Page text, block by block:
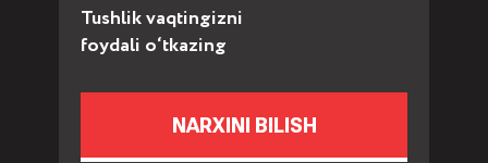
Tushlik vaqtingizni
foydali o‘tkazing
NARXINI BILISH